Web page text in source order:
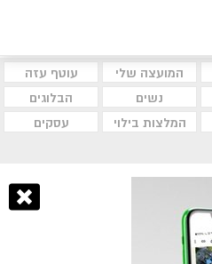
המועצה שלי
עוטף עזה
נשים
הבלוגים
המלצות בילוי
עסקים